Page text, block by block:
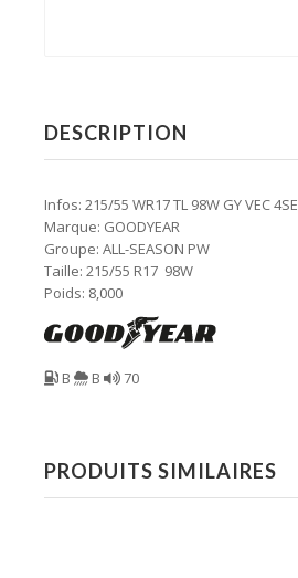
DESCRIPTION
Infos: 215/55 WR17 TL 98W GY VEC
Marque: GOODYEAR
Groupe: ALL-SEASON PW
Taille: 215/55 R17 98W
Poids: 8,000
B B 70
PRODUITS SIMILAIRES